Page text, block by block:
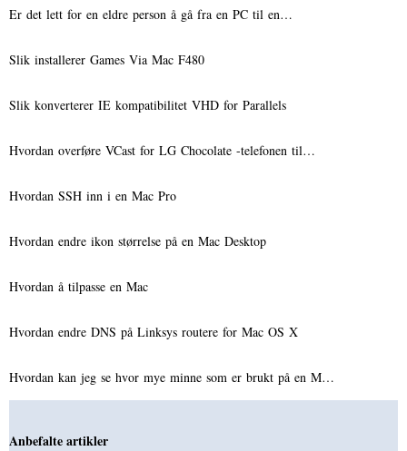
Er det lett for en eldre person å gå fra en PC til en…
Slik installerer Games Via Mac F480
Slik konverterer IE kompatibilitet VHD for Parallels
Hvordan overføre VCast for LG Chocolate -telefonen til…
Hvordan SSH inn i en Mac Pro
Hvordan endre ikon størrelse på en Mac Desktop
Hvordan å tilpasse en Mac
Hvordan endre DNS på Linksys routere for Mac OS X
Hvordan kan jeg se hvor mye minne som er brukt på en M…
Anbefalte artikler